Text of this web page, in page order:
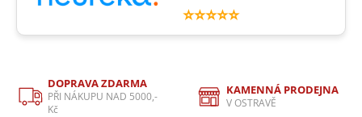
⭐⭐⭐⭐⭐
DOPRAVA ZDARMA
PŘI NÁKUPU NAD 5000,-
Kč
KAMENNÁ PRODEJNA
V OSTRAVĚ